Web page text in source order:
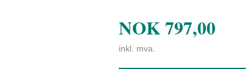
NOK797,00
inkl. mva.